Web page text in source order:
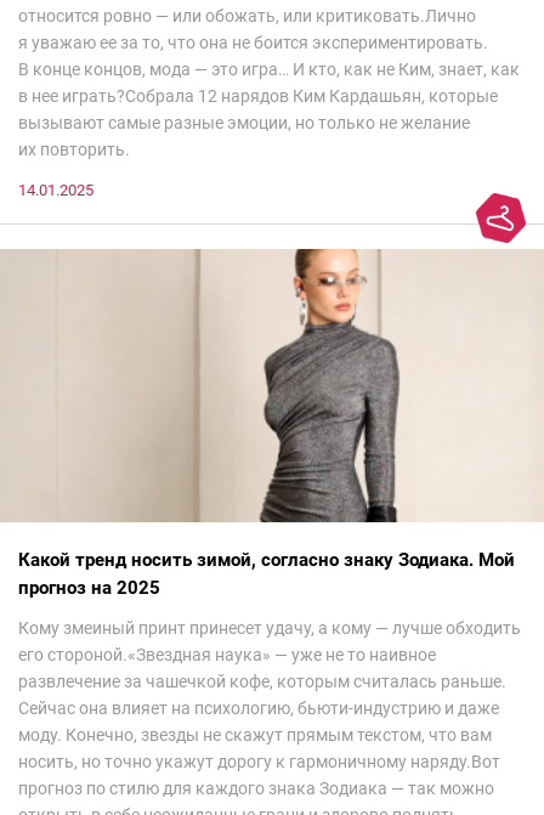
относится ровно — или обожать, или критиковать.Лично
я уважаю ее за то, что она не боится экспериментировать.
В конце концов, мода — это игра… И кто, как не Ким, знает, как
в нее играть?Собрала 12 нарядов Ким Кардашьян, которые
вызывают самые разные эмоции, но только не желание
их повторить.
14.01.2025
Какой тренд носить зимой, согласно знаку Зодиака. Мой
прогноз на 2025
Кому змеиный принт принесет удачу, а кому — лучше обходить
его стороной.«Звездная наука» — уже не то наивное
развлечение за чашечкой кофе, которым считалась раньше.
Сейчас она влияет на психологию, бьюти-индустрию и даже
моду. Конечно, звезды не скажут прямым текстом, что вам
носить, но точно укажут дорогу к гармоничному наряду.Вот
прогноз по стилю для каждого знака Зодиака — так можно